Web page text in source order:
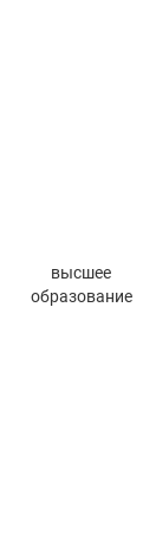
высшее
образование